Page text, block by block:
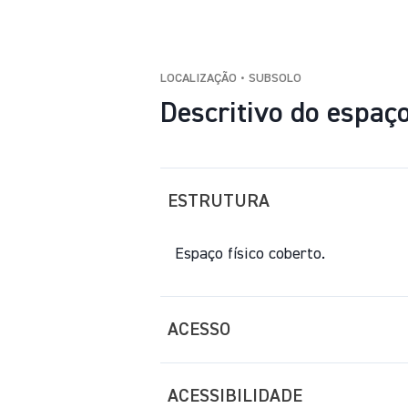
LOCALIZAÇÃO • SUBSOLO
Descritivo do
ESTRUTURA
Espaço físico coberto.
ACESSO
ACESSIBILIDADE